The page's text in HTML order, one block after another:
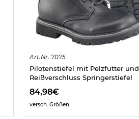
Art.Nr. 7075
Pilotenstiefel mit Pelzfutter und
Reißverschluss Springerstiefel
84,98€
versch. Größen